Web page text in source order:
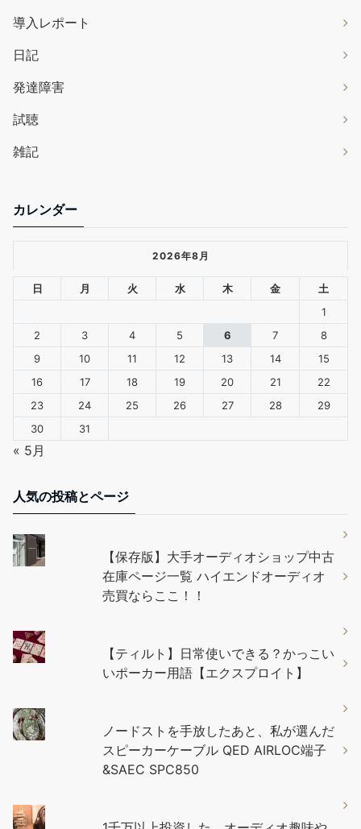
導入レポート
日記
発達障害
試聴
雑記
カレンダー
2026年8月
日 月 火 水 木 金
土
1
2
3 4 5 6 7
8
9
10 11 12 13 14
15
16
17 18 19 20 21
22
23
24 25 26 27 28
29
30
31
« 5月
人気の投稿とページ
【保存版】大手オーディオショップ中古
在庫ページ一覧 ハイエンドオーディオ
売買ならここ！！
【ティルト】日常使いできる？かっこい
いポーカー用語【エクスプロイト】
ノードストを手放したあと、私が選んだ
スピーカーケーブル QED AIRLOC端子
&SAEC SPC850